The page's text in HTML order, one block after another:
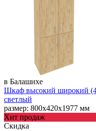
в Балашихе
Шкаф высокий широкий (4
светлый
размер: 800х420х1977 мм
Хит продаж
Скидка